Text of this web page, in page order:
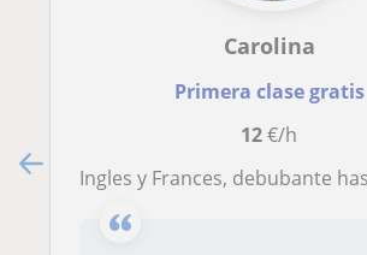
Carolina
Primera clase gratis
12€/h
Ingles y Frances, debubante hasta